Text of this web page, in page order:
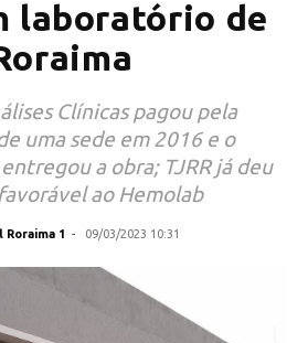
laboratório de
Clínicas pagou pela
uma sede em 2016 e o
a obra; TJRR já deu
ao Hemolab
Roraima 1 - 09/03/2023 10:31